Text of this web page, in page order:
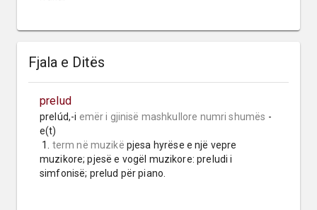
Fjala e Ditës
prelud
prelúd,-i emër i gjinisë mashkullore numri shumës -
e(t)
1. term në muzikë pjesa hyrëse e një vepre
muzikore; pjesë e vogël muzikore: preludi i
simfonisë; prelud për piano.